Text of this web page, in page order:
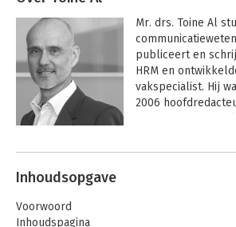
Mr. drs. Toine Al
publiceert en
HRM en
vakspecialist. Hij
2006
zich in
Andere boeken door
Inhoudsopgave
Voorwoord
Inhoudspagina